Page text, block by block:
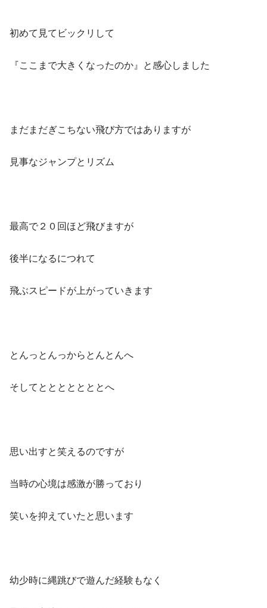
初めて見てビックリして
『ここまで大きくなったのか』と感心しました
まだまだぎこちない飛び方ではありますが
見事なジャンプとリズム
最高で２０回ほど飛びますが
後半になるにつれて
飛ぶスピードが上がっていきます
とんっとんっからとんとんへ
そしてとととととととへ
思い出すと笑えるのですが
当時の心境は感激が勝っており
笑いを抑えていたと思います
幼少時に縄跳びで遊んだ経験もなく